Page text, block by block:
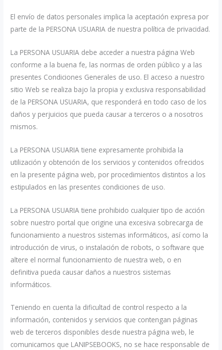
El envío de datos personales implica la aceptación expresa por
parte de la PERSONA USUARIA de nuestra política de privacidad.
La PERSONA USUARIA debe acceder a nuestra página Web
conforme a la buena fe, las normas de orden público y a las
presentes Condiciones Generales de uso. El acceso a nuestro
sitio Web se realiza bajo la propia y exclusiva responsabilidad
de la PERSONA USUARIA, que responderá en todo caso de los
daños y perjuicios que pueda causar a terceros o a nosotros
mismos.
La PERSONA USUARIA tiene expresamente prohibida la
utilización y obtención de los servicios y contenidos ofrecidos
en la presente página web, por procedimientos distintos a los
estipulados en las presentes condiciones de uso.
La PERSONA USUARIA tiene prohibido cualquier tipo de acción
sobre nuestro portal que origine una excesiva sobrecarga de
funcionamiento a nuestros sistemas informáticos, así como la
introducción de virus, o instalación de robots, o software que
altere el normal funcionamiento de nuestra web, o en
definitiva pueda causar daños a nuestros sistemas
informáticos.
Teniendo en cuenta la dificultad de control respecto a la
información, contenidos y servicios que contengan páginas
web de terceros disponibles desde nuestra página web, le
comunicamos que LANIPSEBOOKS, no se hace responsable de